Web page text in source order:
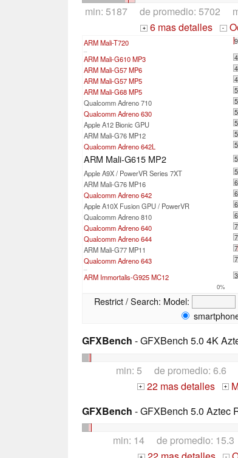
min: 5187 de promedio: 5702
+ 6 mas detalles -
ARM Mali-T720
ARM Mali-G610 MP3
ARM Mali-G57 MP6
ARM Mali-G57 MP5
ARM Mali-G68 MP5
Qualcomm Adreno 710
Qualcomm Adreno 630
Apple A12 Bionic GPU
ARM Mali-G76 MP12
Qualcomm Adreno 642L
ARM Mali-G615 MP2
Apple A9X / PowerVR Series 7XT
ARM Mali-G76 MP16
Qualcomm Adreno 642
Apple A10X Fusion GPU / PowerVR
Qualcomm Adreno 810
Qualcomm Adreno 640
Qualcomm Adreno 644
ARM Mali-G77 MP11
Qualcomm Adreno 643
ARM Immortalis-G925 MC12
0%
Restrict / Search: Model:
GFXBench - GFXBench 5.0 4K
min: 5 de promedio: 6.6
+ 22 mas detalles +
GFXBench - GFXBench 5.0 Aztec
min: 14 de promedio: